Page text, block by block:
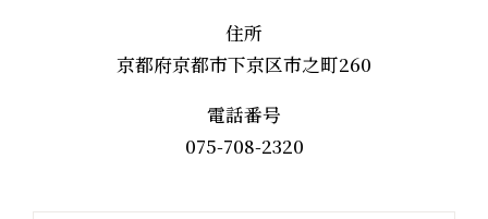
住所
京都府京都市下京区市之町260
電話番号
075-708-2320